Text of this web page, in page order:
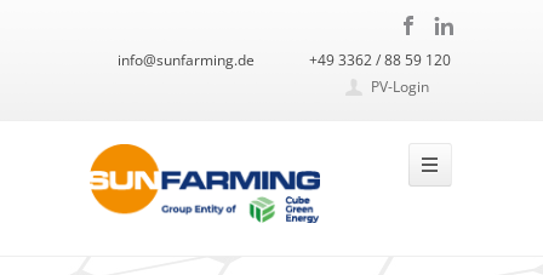
info@sunfarming.de
+49 3362 / 88 59 120
PV-Login